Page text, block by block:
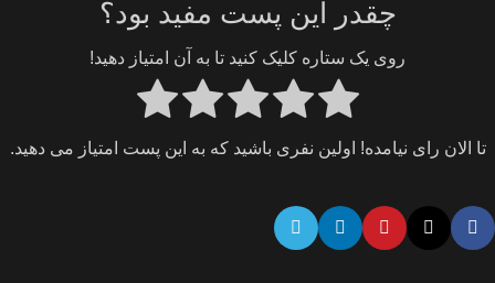
چقدر این پست مفید بود؟
روی یک ستاره کلیک کنید تا به آن امتیاز دهید!
تا الان رای نیامده! اولین نفری باشید که به این پست امتیاز می دهید.